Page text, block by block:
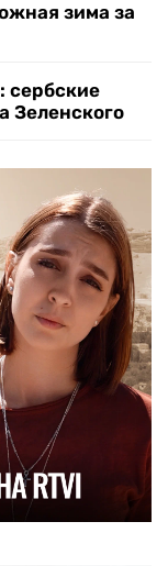
зима за
сербские
Зеленского